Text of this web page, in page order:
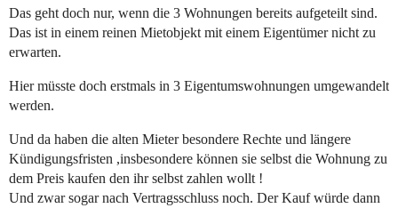
Das geht doch nur, wenn die 3 Wohnungen bereits aufgeteilt sind.
Das ist in einem reinen Mietobjekt mit einem Eigentümer nicht zu
erwarten.
Hier müsste doch erstmals in 3 Eigentumswohnungen umgewandelt
werden.
Und da haben die alten Mieter besondere Rechte und längere
Kündigungsfristen ,insbesondere können sie selbst die Wohnung zu
dem Preis kaufen den ihr selbst zahlen wollt !
Und zwar sogar nach Vertragsschluss noch. Der Kauf würde dann